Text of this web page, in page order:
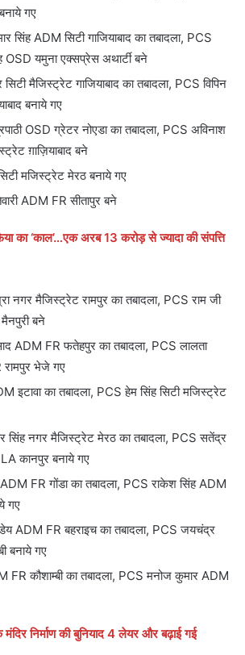
गए
सिंह ADM सिटी गाजियाबाद का तबादला, PCS
OSD यमुना एक्सप्रेस अथार्टी बने
मैजिस्ट्रेट गाजियाबाद का तबादला, PCS विपिन
बनाये गए
OSD ग्रेटर नोएडा का तबादला, PCS अविनाश
ग़ाज़ियाबाद बने
मजिस्ट्रेट मेरठ बनाये गए
ADM FR सीतापुर बने
का ‘काल’…एक अरब 13 करोड़ से ज्यादा की संपत्ति
नगर मैजिस्ट्रेट रामपुर का तबादला, PCS राम जी
बने
ADM FR फतेहपुर का तबादला, PCS लालता
भेजे गए
इटावा का तबादला, PCS हेम सिंह सिटी मजिस्ट्रेट
सिंह नगर मैजिस्ट्रेट मेरठ का तबादला, PCS सतेंद्र
कानपुर बनाये गए
FR गोंडा का तबादला, PCS राकेश सिंह ADM
गए
ADM FR बहराइच का तबादला, PCS जयचंद्र
बनाये गए
FR कौशाम्बी का तबादला, PCS मनोज कुमार ADM
निर्माण की बुनियाद 4 लेयर और बढ़ाई गई